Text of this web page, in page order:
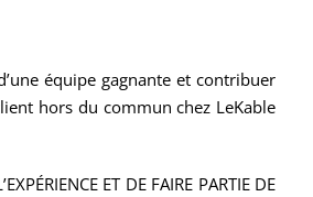
équipe gagnante et contribuer
hors du commun chez LeKable
ET DE FAIRE PARTIE DE